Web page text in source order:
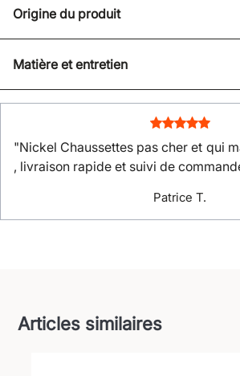
Origine du produit
Matière et entretien
"Nickel Chaussettes pas cher et qui
, livraison rapide et suivi de
Patrice T.
Articles similaires